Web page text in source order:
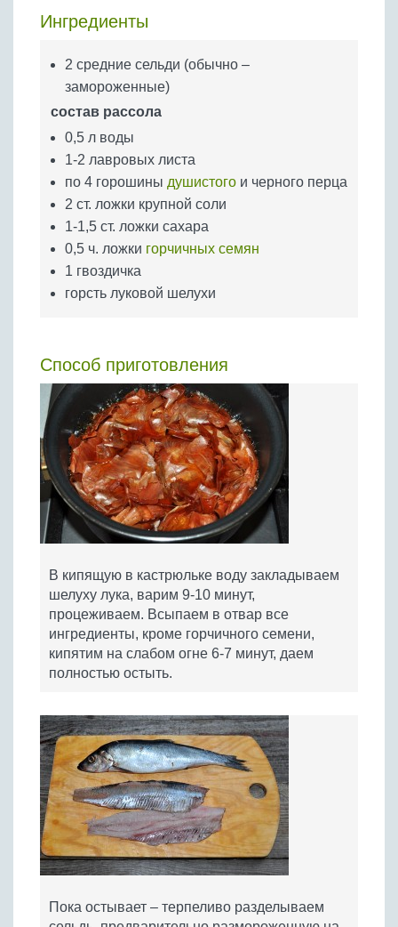
Крупы
Ингредиенты
2 средние сельди (обычно –
замороженные)
состав рассола
0,5 л воды
1-2 лавровых листа
по 4 горошины душистого и черного перца
2 ст. ложки крупной соли
1-1,5 ст. ложки сахара
0,5 ч. ложки горчичных семян
1 гвоздичка
горсть луковой шелухи
Способ приготовления
В кипящую в кастрюльке воду закладываем
шелуху лука, варим 9-10 минут,
процеживаем. Всыпаем в отвар все
ингредиенты, кроме горчичного семени,
кипятим на слабом огне 6-7 минут, даем
полностью остыть.
Пока остывает – терпеливо разделываем